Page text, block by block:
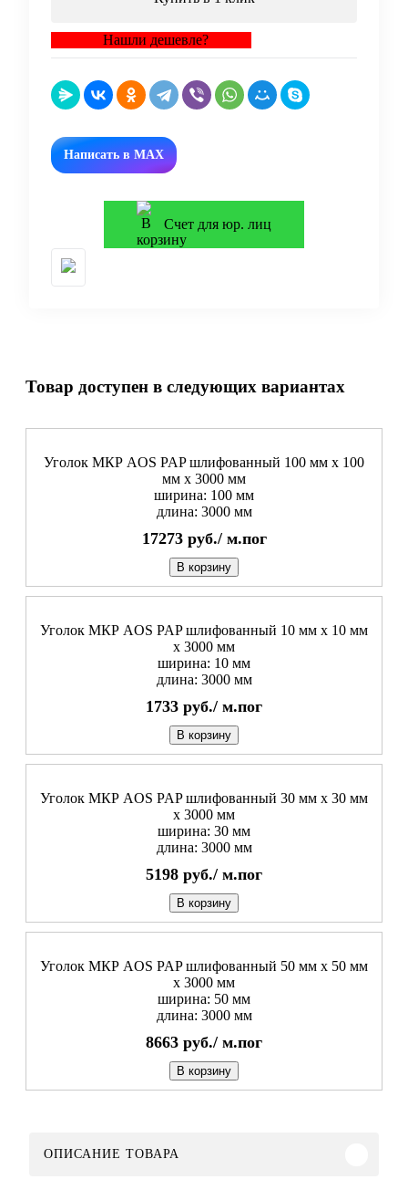
Нашли дешевле?
Написать в MAX
Счет для юр. лиц
Товар доступен в следующих вариантах
Уголок МКР AOS PAP шлифованный 100 мм x 100
мм х 3000 мм
ширина: 100 мм
длина: 3000 мм
17273 руб./ м.пог
В корзину
Уголок МКР AOS PAP шлифованный 10 мм x 10 мм
х 3000 мм
ширина: 10 мм
длина: 3000 мм
1733 руб./ м.пог
В корзину
Уголок МКР AOS PAP шлифованный 30 мм x 30 мм
х 3000 мм
ширина: 30 мм
длина: 3000 мм
5198 руб./ м.пог
В корзину
Уголок МКР AOS PAP шлифованный 50 мм x 50 мм
х 3000 мм
ширина: 50 мм
длина: 3000 мм
8663 руб./ м.пог
В корзину
ОПИСАНИЕ ТОВАРА